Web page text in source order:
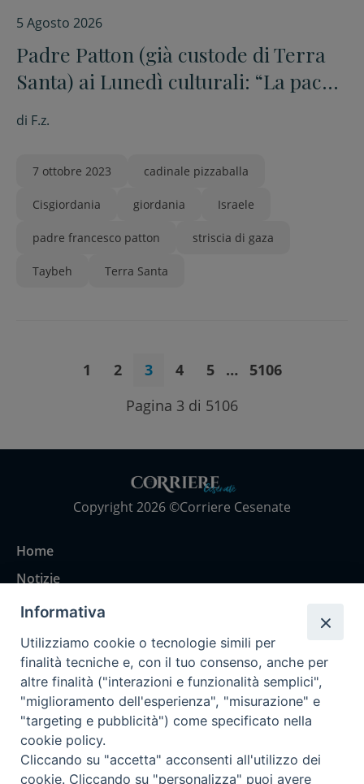
5 Agosto 2026
Padre Patton (già custode di Terra
Santa) ai Lunedì culturali: “La pace è
un prodotto artigianale. Si
costruisce pezzo per pezzo”
di F.z.
7 ottobre 2023 cadinale pizzaballa
Cisgiordania giordania Israele
padre francesco patton striscia di gaza
Taybeh Terra Santa
1 2 3 4 5 …
5106
Pagina 3 di 5106
Copyright 2026 ©Corriere Cesenate
Home
Notizie
Rubriche
Chi siamo
Come abbonarsi
Contatti
Informativa
Utilizziamo cookie o tecnologie simili per
finalità tecniche e, con il tuo consenso, anche per
altre finalità ("interazioni e funzionalità semplici",
"miglioramento dell'esperienza", "misurazione" e
"targeting e pubblicità") come specificato nella
cookie policy.
Cliccando su "accetta" acconsenti all'utilizzo dei
cookie. Cliccando su "personalizza" puoi avere